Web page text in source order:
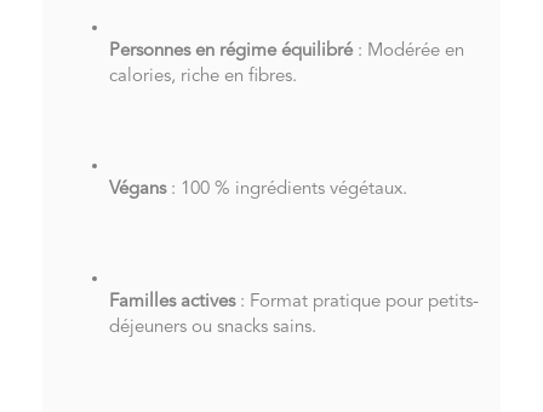
Personnes en régime équilibré : Modérée en
calories, riche en fibres.
Végans: 100 % ingrédients végétaux.
Familles actives: Format pratique pour petits-
déjeuners ou snacks sains.